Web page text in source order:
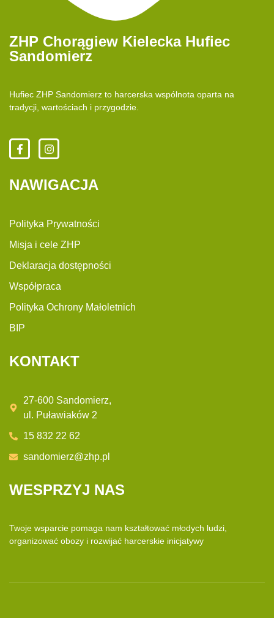
ZHP Chorągiew Kielecka Hufiec
Sandomierz
Hufiec ZHP Sandomierz to harcerska wspólnota oparta na
tradycji, wartościach i przygodzie.
NAWIGACJA
Polityka Prywatności
Misja i cele ZHP
Deklaracja dostępności
Współpraca
Polityka Ochrony Małoletnich
BIP
KONTAKT
27-600 Sandomierz,
ul. Puławiaków 2
15 832 22 62
sandomierz@zhp.pl
WESPRZYJ NAS
Twoje wsparcie pomaga nam kształtować młodych ludzi,
organizować obozy i rozwijać harcerskie inicjatywy